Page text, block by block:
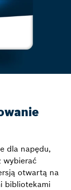
dla napędu,
wybierać
otwartą na
bibliotekami